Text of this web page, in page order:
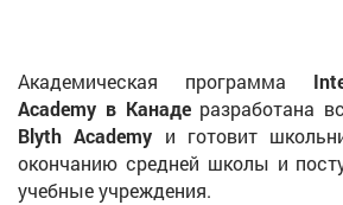
Академическая программа
Academy в Канаде разработана
Blyth Academy и готовит
окончанию средней школы и
учебные учреждения.